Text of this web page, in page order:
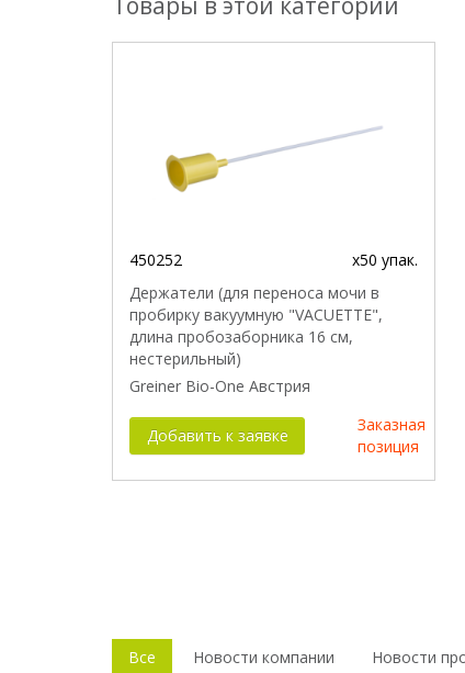
450252
x50 упак.
Держатели (для переноса мочи в
пробирку вакуумную "VACUETTE",
длина пробозаборника 16 см,
нестерильный)
Greiner Bio-One Австрия
Добавить к заявке
Заказная
позиция
Все Новости компании Новости